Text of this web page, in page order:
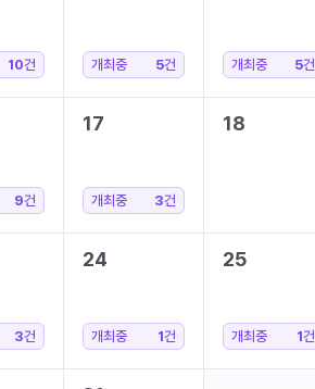
10건 개최중 5건 개최중 5건
9건
17
개최중 3건
18
3건
24
개최중 1건
25
개최중 1건